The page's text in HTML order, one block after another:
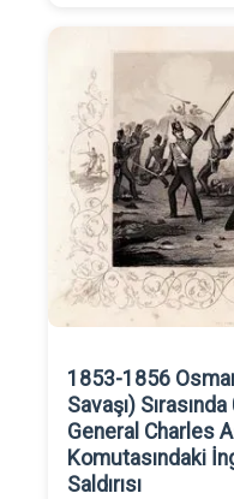
1853-1856
Savaşı)
General Charles
Komutasındaki
Saldırısı